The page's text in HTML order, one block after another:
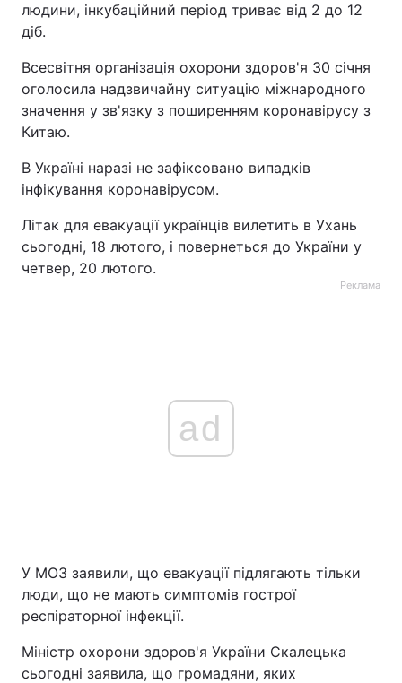
людини, інкубаційний період триває від 2 до 12
діб.
Всесвітня організація охорони здоров'я 30 січня
оголосила надзвичайну ситуацію міжнародного
значення у зв'язку з поширенням коронавірусу з
Китаю.
В Україні наразі не зафіксовано випадків
інфікування коронавірусом.
Літак для евакуації українців вилетить в Ухань
сьогодні, 18 лютого, і повернеться до України у
четвер, 20 лютого.
Реклама
ad
У МОЗ заявили, що евакуації підлягають тільки
люди, що не мають симптомів гострої
респіраторної інфекції.
Міністр охорони здоров'я України Скалецька
сьогодні заявила, що громадяни, яких